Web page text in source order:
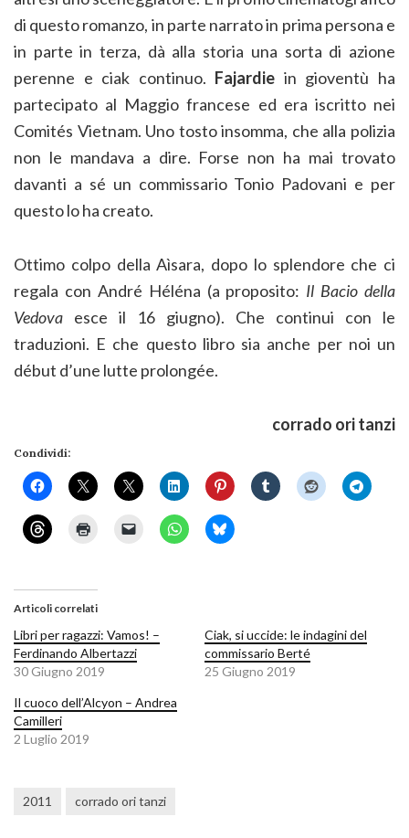
di questo romanzo, in parte narrato in prima persona e
in parte in terza, dà alla storia una sorta di azione
perenne e ciak continuo. Fajardie in gioventù ha
partecipato al Maggio francese ed era iscritto nei
Comités Vietnam. Uno tosto insomma, che alla polizia
non le mandava a dire. Forse non ha mai trovato
davanti a sé un commissario Tonio Padovani e per
questo lo ha creato.
Ottimo colpo della Aìsara, dopo lo splendore che ci
regala con André Héléna (a proposito: Il Bacio della
Vedova esce il 16 giugno). Che continui con le
traduzioni. E che questo libro sia anche per noi un
début d’une lutte prolongée.
corrado ori tanzi
Condividi:
Articoli correlati
Libri per ragazzi: Vamos! –
Ferdinando Albertazzi
30 Giugno 2019
Ciak, si uccide: le indagini del
commissario Berté
25 Giugno 2019
Il cuoco dell’Alcyon – Andrea
Camilleri
2 Luglio 2019
2011 corrado ori tanzi